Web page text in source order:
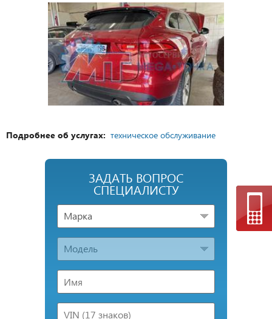
Подробнее об услугах: техническое обслуживание
ЗАДАТЬ ВОПРОС
СПЕЦИАЛИСТУ
Марка
Модель